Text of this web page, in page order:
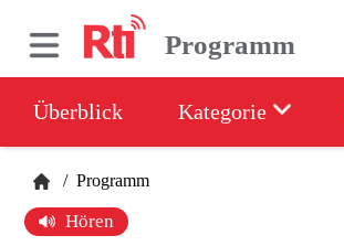
Programm
Überblick Kategorie
/ Programm
Hören